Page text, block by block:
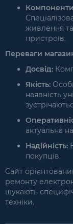
Компоненти
живлення
пристроїв.
Переваги
Досвід:
Якість:
наявність
актуальна
Надійність:
покупців.
Сайт
ремонту
шукають
техніки.